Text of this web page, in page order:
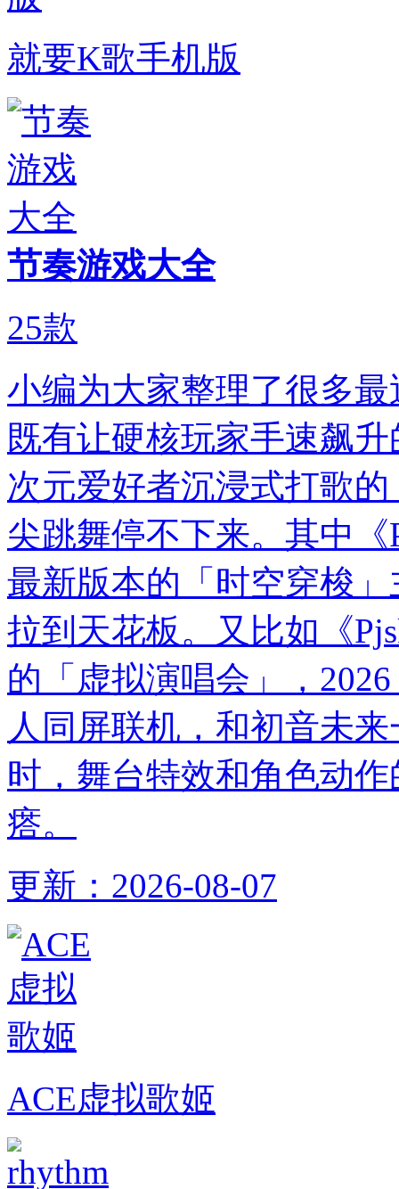
就要K歌手机版
节奏游戏大全
25款
小编为大家整理了很多
既有让硬核玩家手速飙
次元爱好者沉浸式打歌
尖跳舞停不下来。其中
最新版本的「时空穿梭
拉到天花板。又比如《
的「虚拟演唱会」，
人同屏联机，和初音未
时，舞台特效和角色动
瘩。
更新： 2026-08-07
ACE虚拟歌姬